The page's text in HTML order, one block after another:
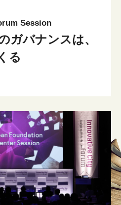
Session
ガバナンスは、
る